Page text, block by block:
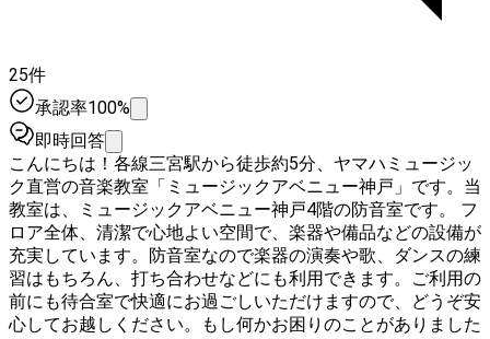
25件
承認率100%
即時回答
こんにちは！各線三宮駅から徒歩約5分、ヤマハミュージッ
ク直営の音楽教室「ミュージックアベニュー神戸」です。当
教室は、ミュージックアベニュー神戸4階の防音室です。 フ
ロア全体、清潔で心地よい空間で、楽器や備品などの設備が
充実しています。防音室なので楽器の演奏や歌、ダンスの練
習はもちろん、打ち合わせなどにも利用できます。ご利用の
前にも待合室で快適にお過ごしいただけますので、どうぞ安
心してお越しください。もし何かお困りのことがありました